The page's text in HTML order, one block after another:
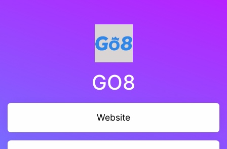
GO8
Website